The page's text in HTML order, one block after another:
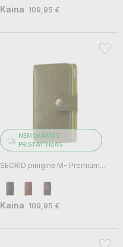
Kaina 109,95 €
NEMOKAMAS
PRISTATYMAS
SECRID piniginė M- Premium...
Kaina 109,95 €